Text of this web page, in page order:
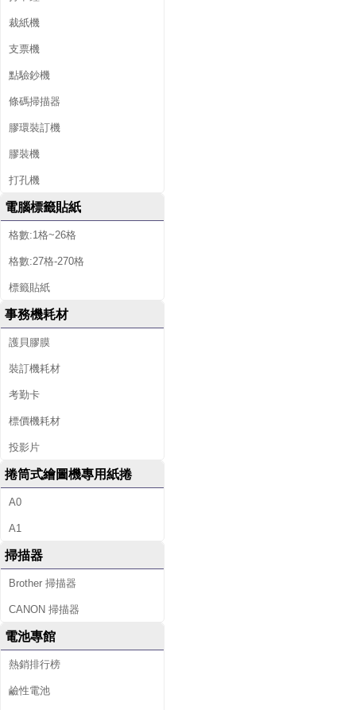
裁紙機
支票機
點驗鈔機
條碼掃描器
膠環裝訂機
膠裝機
打孔機
電腦標籤貼紙
格數:1格~26格
格數:27格-270格
標籤貼紙
事務機耗材
護貝膠膜
裝訂機耗材
考勤卡
標價機耗材
投影片
捲筒式繪圖機專用紙捲
A0
A1
掃描器
Brother 掃描器
CANON 掃描器
電池專館
熱銷排行榜
鹼性電池